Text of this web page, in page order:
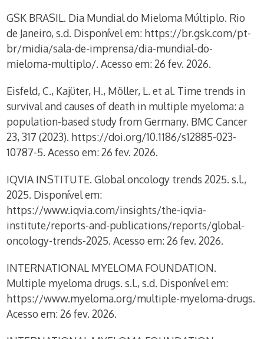
GSK BRASIL. Dia Mundial do Mieloma Múltiplo. Rio
de Janeiro, s.d. Disponível em: https://br.gsk.com/pt-
br/midia/sala-de-imprensa/dia-mundial-do-
mieloma-multiplo/. Acesso em: 26 fev. 2026.
Eisfeld, C., Kajüter, H., Möller, L. et al. Time trends in
survival and causes of death in multiple myeloma: a
population-based study from Germany. BMC Cancer
23, 317 (2023). https://doi.org/10.1186/s12885-023-
10787-5. Acesso em: 26 fev. 2026.
IQVIA INSTITUTE. Global oncology trends 2025. s.l.,
2025. Disponível em:
https://www.iqvia.com/insights/the-iqvia-
institute/reports-and-publications/reports/global-
oncology-trends-2025. Acesso em: 26 fev. 2026.
INTERNATIONAL MYELOMA FOUNDATION.
Multiple myeloma drugs. s.l., s.d. Disponível em:
https://www.myeloma.org/multiple-myeloma-drugs.
Acesso em: 26 fev. 2026.